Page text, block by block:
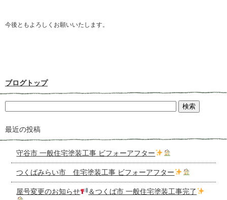
今後ともよろしくお願いいたします。
ブログトップ
最近の投稿
守谷市 一般住宅塗装工事 ビフォーアフター
つくばみらい市 住宅塗装工事 ビフォーアフター
屋号変更のお知らせ ＆つくば市 一般住宅塗装工事完了